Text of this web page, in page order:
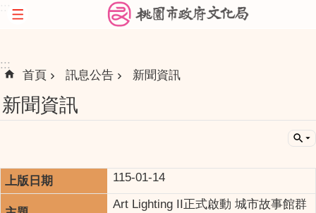
跳到主要內容區塊
:::
首頁 訊息公告 新聞資訊
新聞資訊
115-01-14
Art Lighting II正式啟動 城市故事館群